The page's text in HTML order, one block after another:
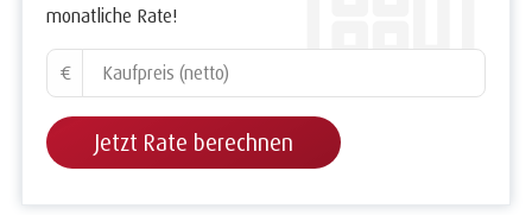
monatliche Rate!
€
Jetzt Rate berechnen